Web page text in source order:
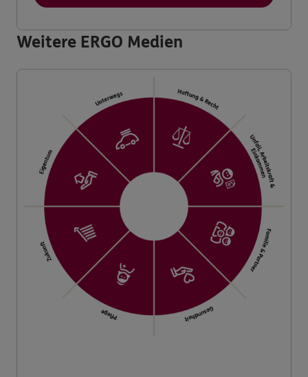
Weitere ERGO Medien